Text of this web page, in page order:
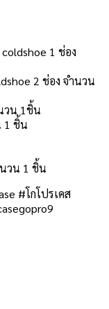
1 ช่อง
2 ช่อง จำนวน
วน 1ชิ้น
1 ชิ้น
วน 1 ชิ้น
#โกโปรเคส